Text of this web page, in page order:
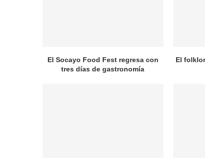
El Socayo Food Fest regresa con
tres días de gastronomía
El